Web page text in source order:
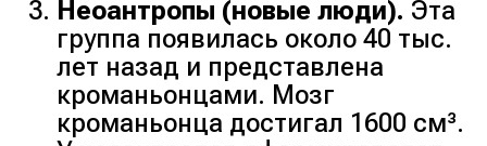
Неоантропы (новые люди). Эта
группа появилась около 40 тыс.
лет назад и представлена
кроманьонцами. Мозг
кроманьонца достигал 1600 см³.